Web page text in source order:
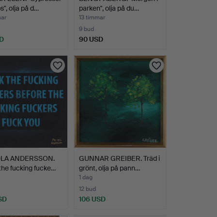
olja på d…
parken", olja på du…
13 timmar
9 bud
90 USD
ANDERSSON.
fucking fucke…
GUNNAR GREIBER. Träd i
grönt, olja på pann…
1 dag
12 bud
106 USD